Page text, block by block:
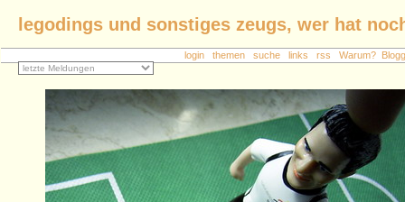
legodings und sonstiges zeugs, wer hat
login themen suche links rss Warum?